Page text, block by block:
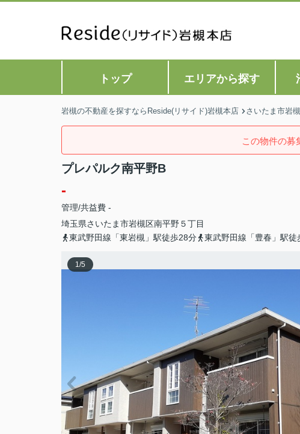
トップ エリアから探す
岩槻の不動産を探すならReside(リサイド)岩槻本店 さいたま市岩
この物件の募
プレパルク南平野B
-
管理/共益費 -
埼玉県さいたま市岩槻区南平野５丁目
東武野田線「東岩槻」駅徒歩28分
東武野田線「豊春」駅徒
1/5